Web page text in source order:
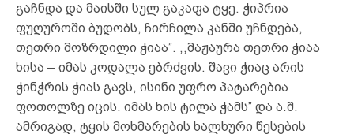
გაჩნდა და მაისში სულ გაკაფა ტყე. ჭიპრია
ფუღუროში ბუდობს, ჩირჩილა კანში უჩნდება,
თეთრი მოზრდილი ჭიაა”. ,,მაჟაურა თეთრი ჭიაა
ხისა – იმას კოდალა ებრძვის. შავი ჭიაც არის
ჭინჭრის ჭიას გავს, ისინი უფრო პატარებია
ფოთოლზე იცის. იმას ხის ტილა ჭამს” და ა.შ.
ამრიგად, ტყის მოხმარების ხალხური წესების